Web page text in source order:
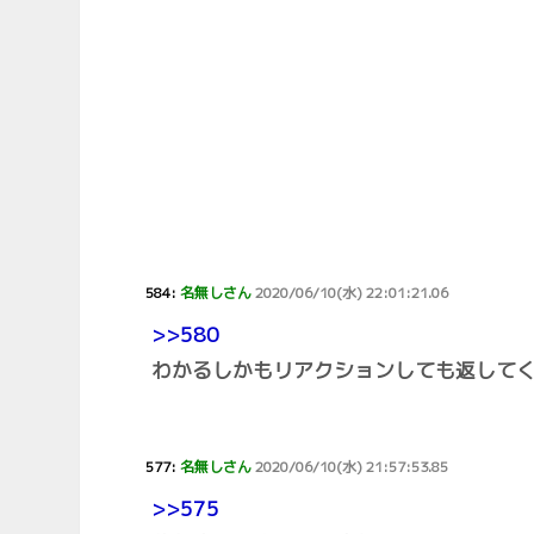
584:名無しさん2020/06/10(水) 22:01:21.06
>>580
わかるしかもリアクションしても返して
577:名無しさん2020/06/10(水) 21:57:53.85
>>575